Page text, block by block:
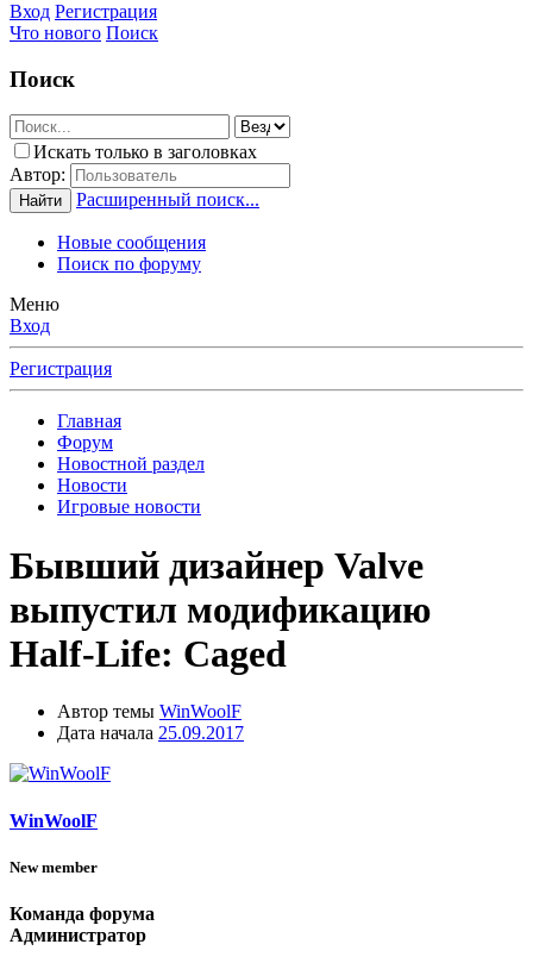
Вход Регистрация
Что нового Поиск
Поиск
Искать только в заголовках
Автор:
Найти Расширенный поиск...
Новые сообщения
Поиск по форуму
Меню
Вход
Регистрация
Главная
Форум
Новостной раздел
Новости
Игровые новости
Бывший дизайнер Valve
выпустил модификацию
Half-Life: Caged
Автор темы WinWoolF
Дата начала 25.09.2017
WinWoolF
New member
Команда форума
Администратор